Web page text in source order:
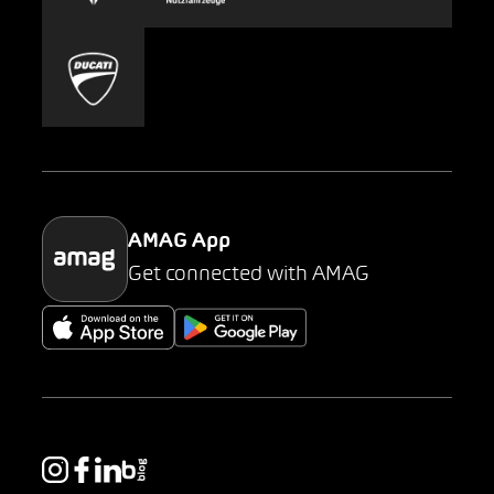
Carsharing
Mobility-as-a-Service
Parking
AMAG App
Get connected with AMAG